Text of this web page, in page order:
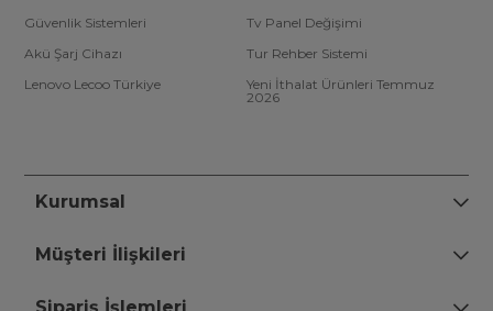
Güvenlik Sistemleri
Tv Panel Değişimi
Akü Şarj Cihazı
Tur Rehber Sistemi
Lenovo Lecoo Türkiye
Yeni İthalat Ürünleri Temmuz
2026
Kurumsal
Müşteri İlişkileri
Sipariş İşlemleri